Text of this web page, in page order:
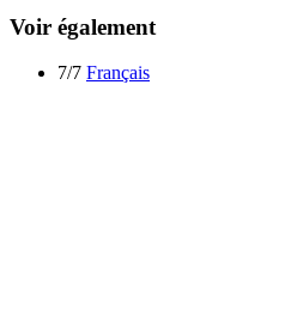
Voir également
7/7 Français